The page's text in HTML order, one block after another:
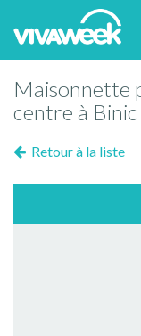
Maisonnette
centre à
Retour à la liste